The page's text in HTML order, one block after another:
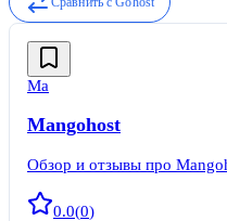
Ma
Mangohost
Обзор и отзывы про
0.0(0)